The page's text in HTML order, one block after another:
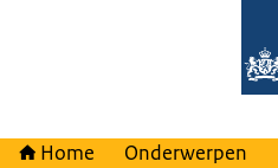
Home Onderwerpen